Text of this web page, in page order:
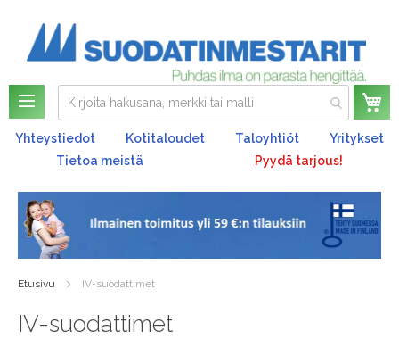
Yhteystiedot Kotitaloudet Taloyhtiöt
Yritykset
Tietoa meistä
Pyydä tarjous!
Etusivu IV-suodattimet
IV-suodattimet